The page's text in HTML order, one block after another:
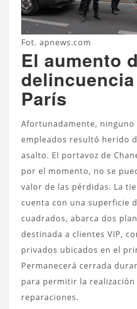
Fot. apnews.com
El aumento
París
Afortunadamente, ninguno
empleados resultó herido
asalto. El portavoz de
por el momento, no se
valor de las pérdidas. La
cuenta con una superficie
cuadrados, abarca dos
destinada a clientes VIP,
privados ubicados en el
Permanecerá cerrada
para permitir la realización
reparaciones.